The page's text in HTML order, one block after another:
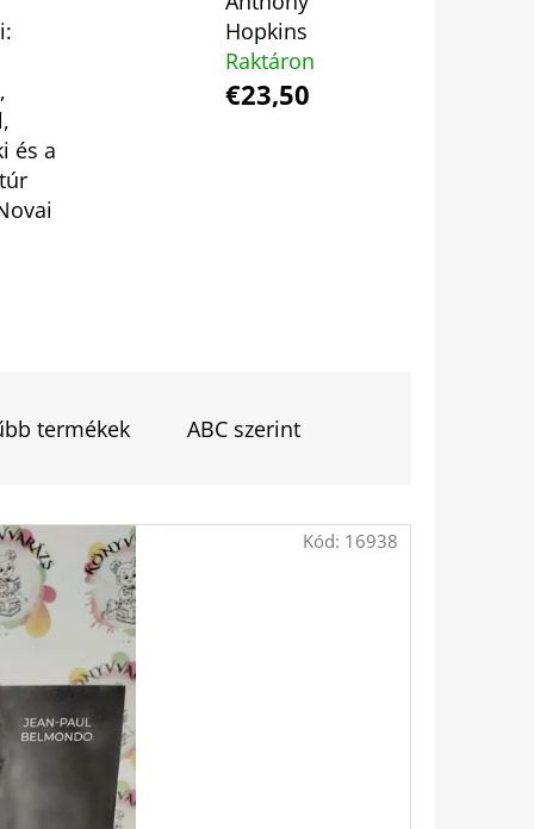
és a
Hopkins
Raktáron
€23,50
termékek ABC szerint
Kód: 16938
IMANI ERRIU